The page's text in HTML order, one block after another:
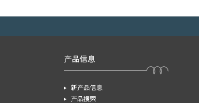
产品信息
新产品信息
产品搜索